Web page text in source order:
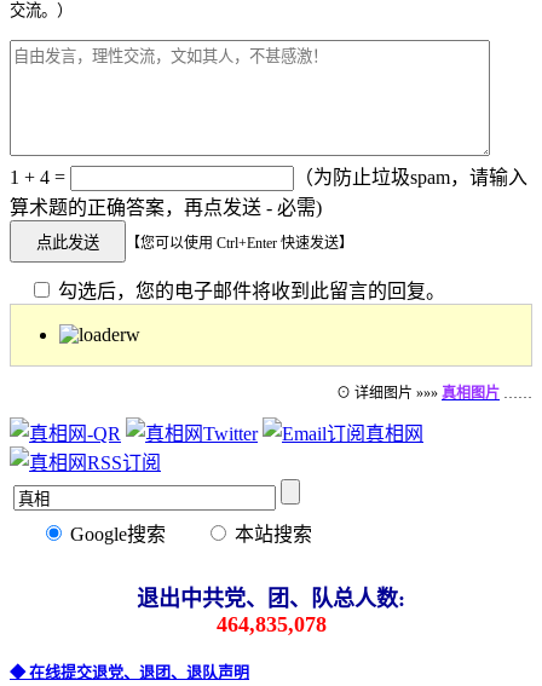
交流。）
1 + 4 =
（为防止垃圾spam，请输入
算术题的正确答案，再点发送 - 必需)
【您可以使用 Ctrl+Enter 快速发送】
勾选后，您的电子邮件将收到此留言的回复。
⊙ 详细图片 »»» 真相图片 ……
Google搜索 本站搜索
退出中共党、团、队总人数:
464,835,078
◆ 在线提交退党、退团、退队声明